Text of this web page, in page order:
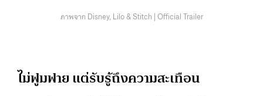
ภาพจาก Disney, Lilo & Stitch | Official Trailer
ไม่ฟูมฟาย แต่รับรู้ถึงความสะเทือน